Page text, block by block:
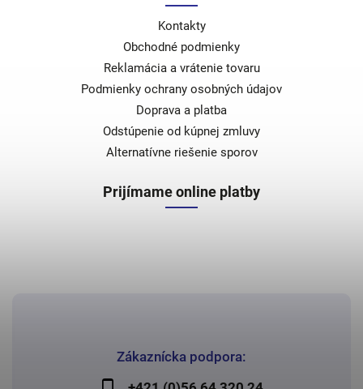
Zákaznícka podpora:
Kontakty
Obchodné podmienky
Reklamácia a vrátenie tovaru
Podmienky ochrany osobných údajov
Doprava a platba
Odstúpenie od kúpnej zmluvy
Alternatívne riešenie sporov
Prijímame online platby